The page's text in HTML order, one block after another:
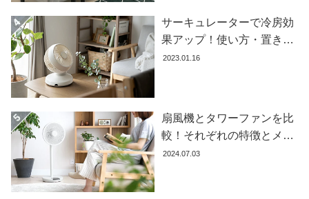
ト
ら
探
ッ
サーキュレーターで冷房効
果アップ！使い方・置き場
所・風向きを徹底解説
2023.01.16
扇風機とタワーファンを比
較！それぞれの特徴とメリ
ット・デメリットを解説し
2024.07.03